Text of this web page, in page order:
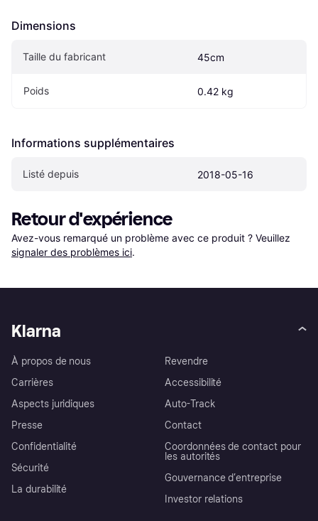
Dimensions
Taille du fabricant 45cm
Poids 0.42 kg
Informations supplémentaires
Listé depuis 2018-05-16
Retour d'expérience
Avez-vous remarqué un problème avec ce produit ? Veuillez
signaler des problèmes ici.
Klarna
À propos de nous
Carrières
Aspects juridiques
Presse
Confidentialité
Sécurité
La durabilité
Revendre
Accessibilité
Auto-Track
Contact
Coordonnées de contact pour
les autorités
Gouvernance d’entreprise
Investor relations